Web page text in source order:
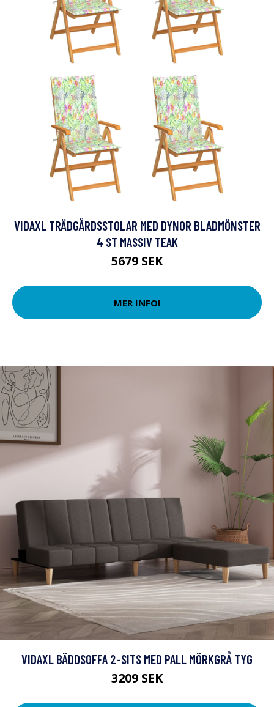
VIDAXL TRÄDGÅRDSSTOLAR MED DYNOR BLADMÖNSTER
4 ST MASSIV TEAK
5679 SEK
MER INFO!
VIDAXL BÄDDSOFFA 2-SITS MED PALL MÖRKGRÅ TYG
3209 SEK